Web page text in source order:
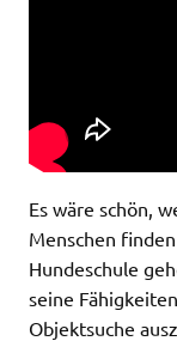
Es wäre schön,
Menschen
Hundeschule
seine
Objektsuche